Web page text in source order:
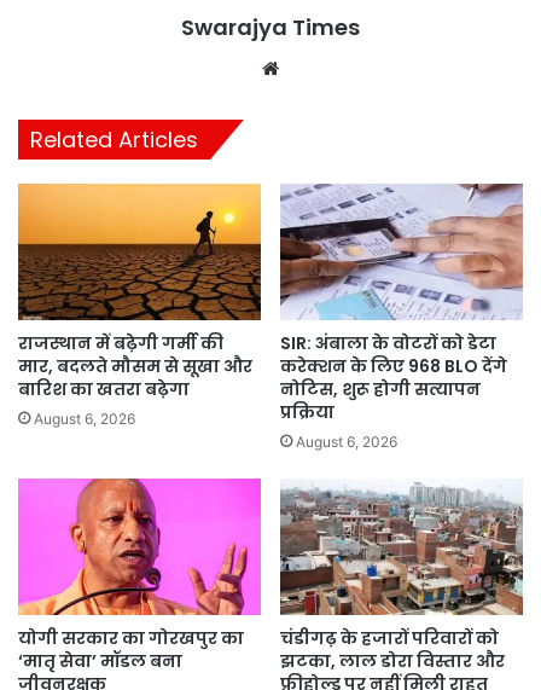
Swarajya Times
Related Articles
राजस्थान में बढ़ेगी गर्मी की
मार, बदलते मौसम से सूखा और
बारिश का खतरा बढ़ेगा
August 6, 2026
SIR: अंबाला के वोटरों को डेटा
करेक्शन के लिए 968 BLO देंगे
नोटिस, शुरू होगी सत्यापन
प्रक्रिया
August 6, 2026
योगी सरकार का गोरखपुर का
‘मातृ सेवा’ मॉडल बना
जीवनरक्षक
चंडीगढ़ के हजारों परिवारों को
झटका, लाल डोरा विस्तार और
फ्रीहोल्ड पर नहीं मिली राहत